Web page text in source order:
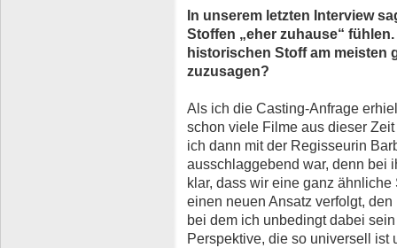
In unserem letzten Interview
Stoffen „eher zuhause“
historischen Stoff am meisten
zuzusagen?
Als ich die Casting-Anfrage
schon viele Filme aus dieser
ich dann mit der Regisseurin
ausschlaggebend war, denn bei
klar, dass wir eine ganz
einen neuen Ansatz verfolgt,
bei dem ich unbedingt dabei
Perspektive, die so universell